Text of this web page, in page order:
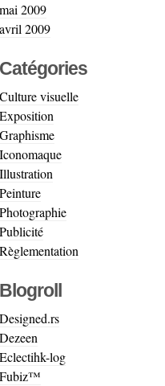
mai 2009
avril 2009
Catégories
Culture visuelle
Exposition
Graphisme
Iconomaque
Illustration
Peinture
Photographie
Publicité
Règlementation
Blogroll
Designed.rs
Dezeen
Eclectihk-log
Fubiz™